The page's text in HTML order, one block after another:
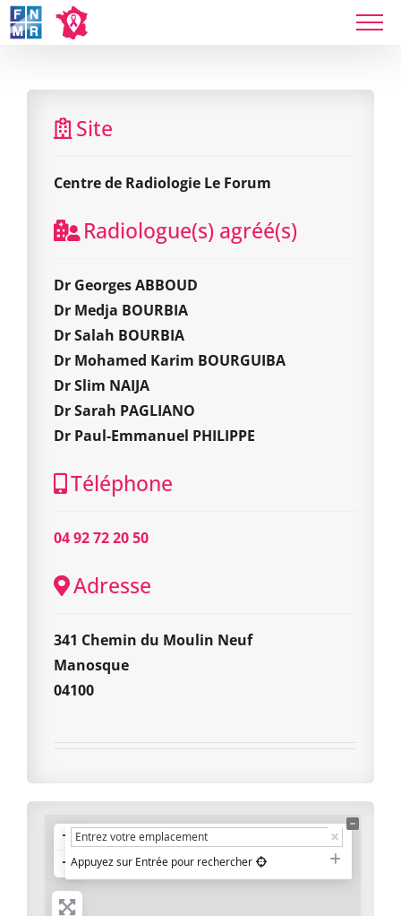
Skip
to
Site
Centre de Radiologie Le Forum
Radiologue(s) agréé(s)
Dr Georges ABBOUD
Dr Medja BOURBIA
Dr Salah BOURBIA
Dr Mohamed Karim BOURGUIBA
Dr Slim NAIJA
Dr Sarah PAGLIANO
Dr Paul-Emmanuel PHILIPPE
Téléphone
04 92 72 20 50
Adresse
341 Chemin du Moulin Neuf
Manosque
04100
+
−Appuyez sur Entrée pour rechercher